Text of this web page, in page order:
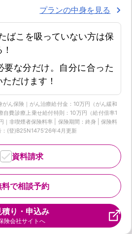
プランの中身を見る
ばこを吸っていない方は保
要な分だけ。自分に合った
だけます！
ん保険｜がん治療給付金：10万円（がん緩和
自費診療上乗せ給付特則：10万円（給付倍率1
｜非喫煙者保険料率 | 保険期間：終身 | 保険料
(登)B25N1475‘26年4月更新
料で相談予約
資料請求
積り・申込み
険会社サイトへ